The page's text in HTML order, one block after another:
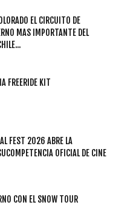
EL CIRCUITO DE
MAS IMPORTANTE DEL
FREERIDE KIT
FEST 2026 ABRE LA
OFICIAL DE CINE
CON EL SNOW TOUR